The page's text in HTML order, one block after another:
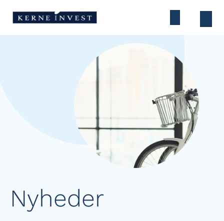
Nyheder